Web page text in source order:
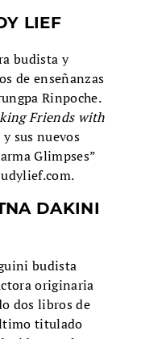
LIEF
budista y
de enseñanzas
Rinpoche.
Friends with
y sus nuevos
Glimpses”
DAKINI
budista
originaria
dos libros de
titulado